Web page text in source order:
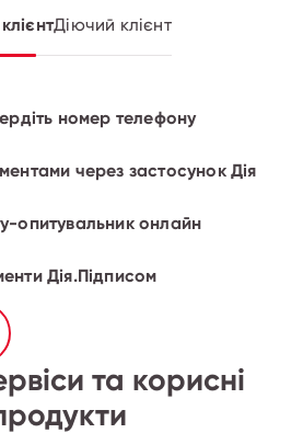
Діючий клієнт
номер телефону
через застосунок Дія
опитувальник онлайн
Дія.Підписом
та корисні